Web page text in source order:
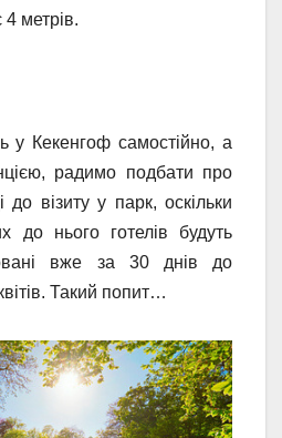
4 метрів.
у Кекенгоф самостійно, а
радимо подбати про
візиту у парк, оскільки
до нього готелів будуть
вже за 30 днів до
Такий попит…